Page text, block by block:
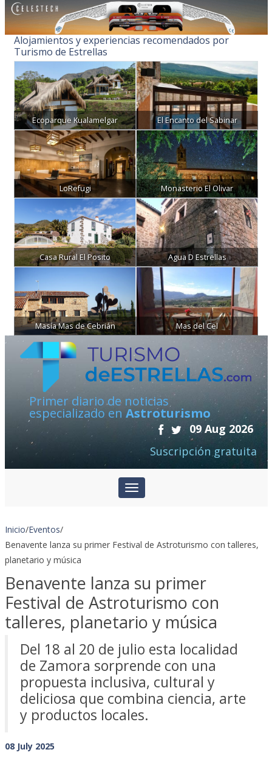
Alojamientos y experiencias recomendados por
Turismo de Estrellas
Ecoparque Kualamelgar El Encanto del Sabinar
LoRefugi Monasterio El Olivar
Casa Rural El Posito Agua D Estrellas
Masía Mas de Cebrián Mas del Cel
Primer diario de noticias
especializado en Astroturismo
09 Aug 2026
Suscripción gratuita
Inicio/Eventos/
Benavente lanza su primer Festival de Astroturismo con talleres,
planetario y música
Benavente lanza su primer
Festival de Astroturismo con
talleres, planetario y música
Del 18 al 20 de julio esta localidad
de Zamora sorprende con una
propuesta inclusiva, cultural y
deliciosa que combina ciencia, arte
y productos locales.
08 July 2025